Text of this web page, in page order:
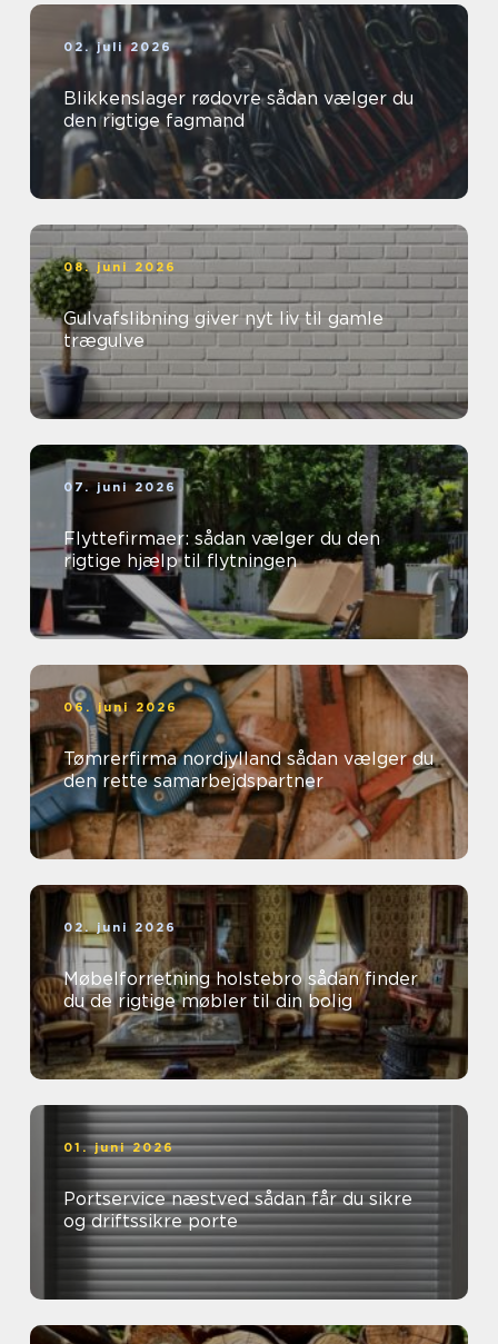
02. juli 2026
Blikkenslager rødovre sådan vælger du
den rigtige fagmand
08. juni 2026
Gulvafslibning giver nyt liv til gamle
trægulve
07. juni 2026
Flyttefirmaer: sådan vælger du den
rigtige hjælp til flytningen
06. juni 2026
Tømrerfirma nordjylland sådan vælger du
den rette samarbejdspartner
02. juni 2026
Møbelforretning holstebro sådan finder
du de rigtige møbler til din bolig
01. juni 2026
Portservice næstved sådan får du sikre
og driftssikre porte